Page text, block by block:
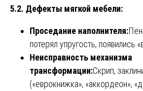
5.2. Дефекты мягкой мебели:
Проседание наполнителя:
потерял упругость, появились
Неисправность механизма
трансформации:Скрип,
(«еврокнижка», «аккордеон»,